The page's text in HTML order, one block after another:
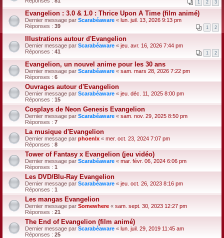
1 2 3
Evangelion : 3.0 & 1.0 : Thrice Upon A Time (film animé)
Dernier message par Scarabéaware « lun. juil. 13, 2026 9:13 pm
Réponses : 39 1 2
Illustrations autour d'Evangelion
Dernier message par Scarabéaware « jeu. avr. 16, 2026 7:44 pm
Réponses : 41 1 2
Evangelion, un nouvel anime pour les 30 ans
Dernier message par Scarabéaware « sam. mars 28, 2026 7:22 pm
Réponses : 6
Ouvrages autour d'Evangelion
Dernier message par Scarabéaware « jeu. déc. 11, 2025 8:00 pm
Réponses : 15
Cosplays de Neon Genesis Evangelion
Dernier message par Scarabéaware « sam. nov. 29, 2025 8:50 pm
Réponses : 7
La musique d'Evangelion
Dernier message par phoenlx « mer. oct. 23, 2024 7:07 pm
Réponses : 8
Tower of Fantasy x Evangelion (jeu vidéo)
Dernier message par Scarabéaware « mar. févr. 06, 2024 6:06 pm
Réponses : 1
Les DVD/Blu-Ray Evangelion
Dernier message par Scarabéaware « jeu. oct. 26, 2023 8:16 pm
Réponses : 1
Les mangas Evangelion
Dernier message par Somewhere « sam. sept. 30, 2023 12:27 pm
Réponses : 21
The End of Evangelion (film animé)
Dernier message par Scarabéaware « lun. juil. 29, 2019 11:45 am
Réponses : 25